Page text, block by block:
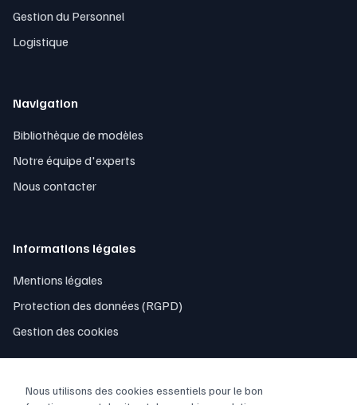
Gestion du Personnel
Logistique
Navigation
Bibliothèque de modèles
Notre équipe d'experts
Nous contacter
Informations légales
Mentions légales
Protection des données (RGPD)
Gestion des cookies
Nous utilisons des cookies essentiels pour le bon